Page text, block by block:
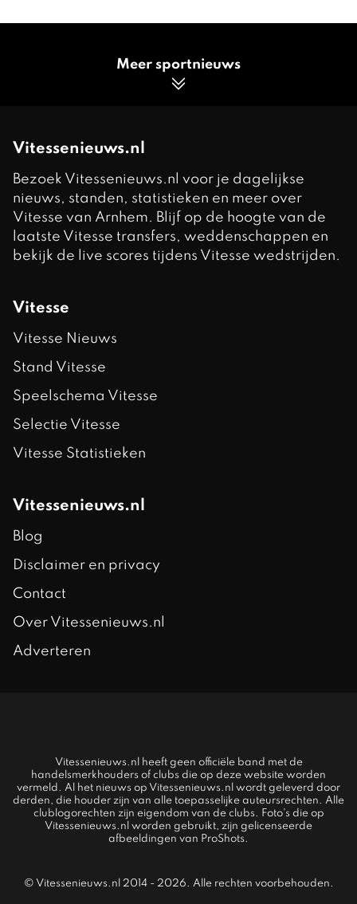
Meer sportnieuws
Vitessenieuws.nl
Bezoek Vitessenieuws.nl voor je dagelijkse
nieuws, standen, statistieken en meer over
Vitesse van Arnhem. Blijf op de hoogte van de
laatste Vitesse transfers, weddenschappen en
bekijk de live scores tijdens Vitesse wedstrijden.
Vitesse
Vitesse Nieuws
Stand Vitesse
Speelschema Vitesse
Selectie Vitesse
Vitesse Statistieken
Vitessenieuws.nl
Blog
Disclaimer en privacy
Contact
Over Vitessenieuws.nl
Adverteren
Vitessenieuws.nl heeft geen officiële band met de
handelsmerkhouders of clubs die op deze website worden
vermeld. Al het nieuws op Vitessenieuws.nl wordt geleverd door
derden, die houder zijn van alle toepasselijke auteursrechten. Alle
clublogorechten zijn eigendom van de clubs. Foto's die op
Vitessenieuws.nl worden gebruikt, zijn gelicenseerde
afbeeldingen van ProShots.
© Vitessenieuws.nl 2014 - 2026. Alle rechten voorbehouden.